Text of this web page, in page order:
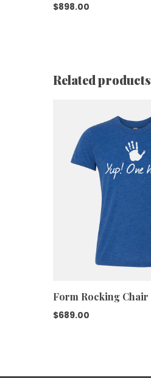
$898.00
Related products
Form Rocking Chair
$689.00